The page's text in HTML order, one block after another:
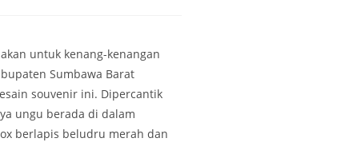
untuk kenang-kenangan
Sumbawa Barat
souvenir ini. Dipercantik
ungu berada di dalam
berlapis beludru merah dan